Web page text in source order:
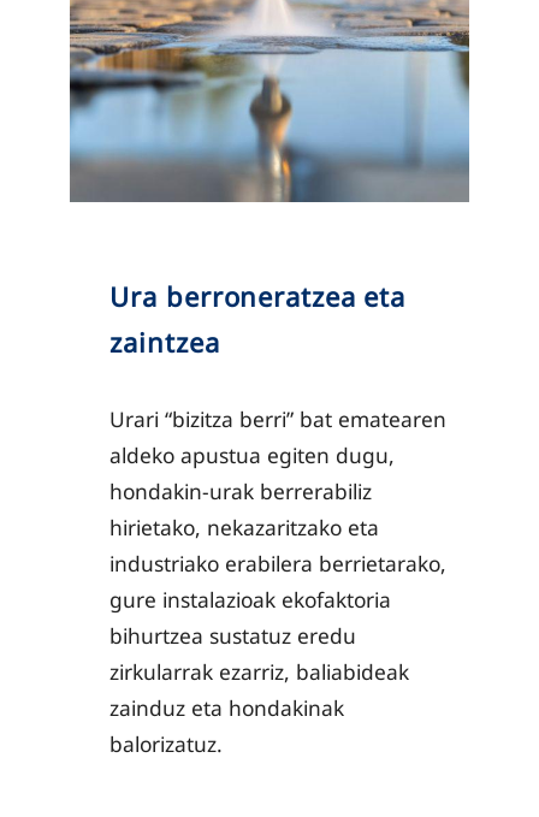
Ura berroneratzea eta
zaintzea
Urari “bizitza berri” bat ematearen
aldeko apustua egiten dugu,
hondakin-urak berrerabiliz
hirietako, nekazaritzako eta
industriako erabilera berrietarako,
gure instalazioak ekofaktoria
bihurtzea sustatuz eredu
zirkularrak ezarriz, baliabideak
zainduz eta hondakinak
balorizatuz.